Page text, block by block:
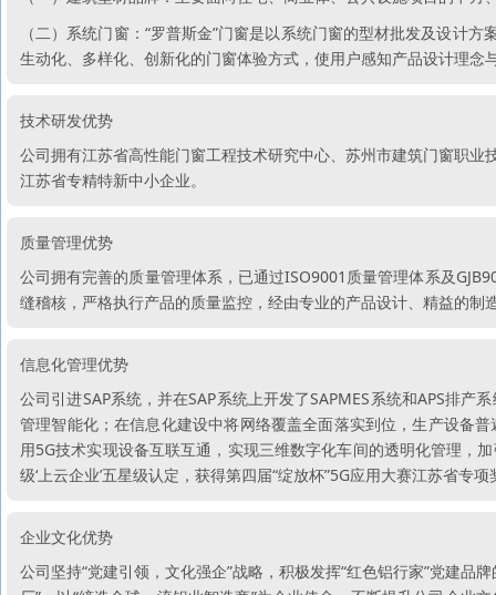
（二）系统门窗：“罗普斯金”门窗是以系统门窗的型材批发及设计
生动化、多样化、创新化的门窗体验方式，使用户感知产品设计理念
技术研发优势
公司拥有江苏省高性能门窗工程技术研究中心、苏州市建筑门窗职
江苏省专精特新中小企业。
质量管理优势
公司拥有完善的质量管理体系，已通过ISO9001质量管理体系及
缝稽核，严格执行产品的质量监控，经由专业的产品设计、精益的
信息化管理优势
公司引进SAP系统，并在SAP系统上开发了SAPMES系统和APS排
管理智能化；在信息化建设中将网络覆盖全面落实到位，生产设备
用5G技术实现设备互联互通，实现三维数字化车间的透明化管理，
级‘上云企业’五星级认定，获得第四届“绽放杯”5G应用大赛江苏省专
企业文化优势
公司坚持“党建引领，文化强企”战略，积极发挥“红色铝行家”党建